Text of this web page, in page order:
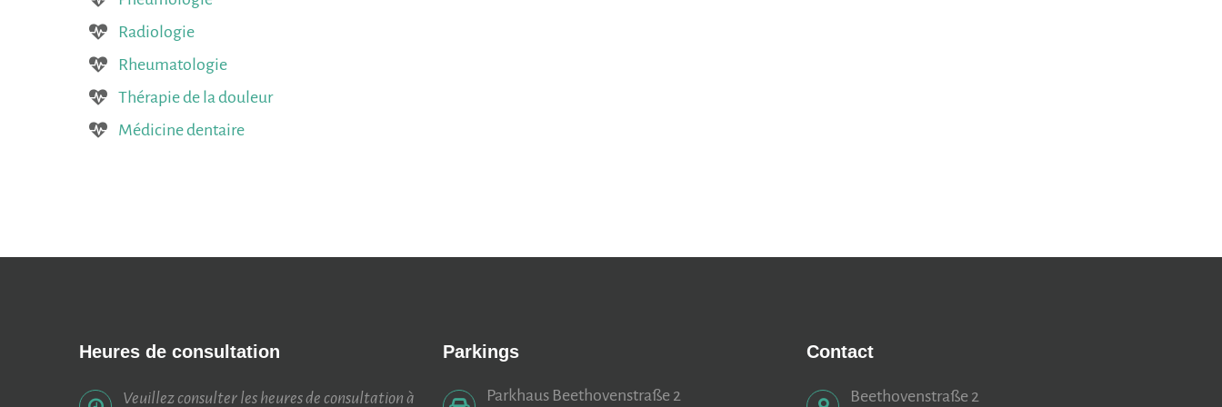
Radiologie
Rheumatologie
Thérapie de la douleur
Médicine dentaire
Heures de consultation
Veuillez consulter les heures de consultation à
Parkings
Parkhaus Beethovenstraße 2
Contact
Beethovenstraße 2